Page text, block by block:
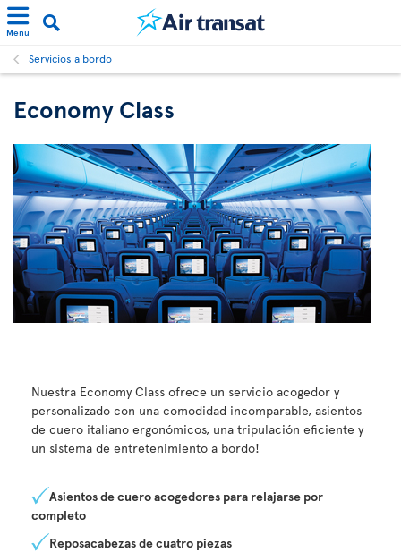
Menú
Servicios a bordo
Economy Class
Nuestra Economy Class ofrece un servicio acogedor y
personalizado con una comodidad incomparable, asientos
de cuero italiano ergonómicos, una tripulación eficiente y
un sistema de entretenimiento a bordo!
Asientos de cuero acogedores para relajarse por
completo
Reposacabezas de cuatro piezas